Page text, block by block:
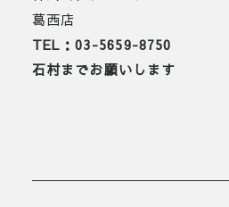
葛西店
TEL：03-5659-8750
石村までお願いします